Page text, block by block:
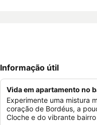
Informação útil
Vida em apartamento no
Experimente uma mistura
coração de Bordéus, a
Cloche e do vibrante